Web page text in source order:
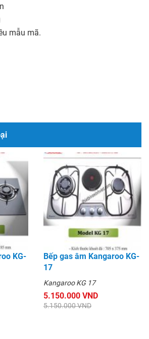
mẫu mã.
KG-
Bếp gas âm Kangaroo KG-
17
Kangaroo KG 17
5.150.000 VND
5.150.000 VND